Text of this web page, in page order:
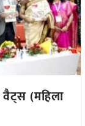
(महिला